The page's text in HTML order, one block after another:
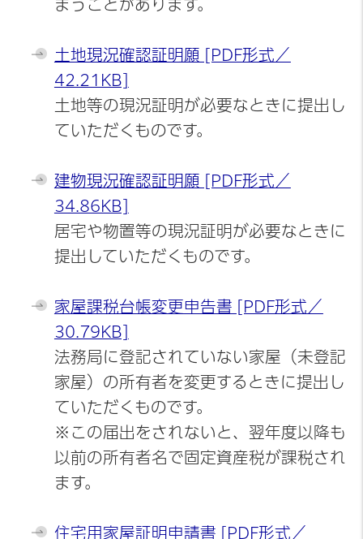
まうことがあります。
土地現況確認証明願 [PDF形式／
42.21KB]
土地等の現況証明が必要なときに提出し
ていただくものです。
建物現況確認証明願 [PDF形式／
34.86KB]
居宅や物置等の現況証明が必要なときに
提出していただくものです。
家屋課税台帳変更申告書 [PDF形式／
30.79KB]
法務局に登記されていない家屋（未登記
家屋）の所有者を変更するときに提出し
ていただくものです。
※この届出をされないと、翌年度以降も
以前の所有者名で固定資産税が課税され
ます。
住宅用家屋証明申請書 [PDF形式／